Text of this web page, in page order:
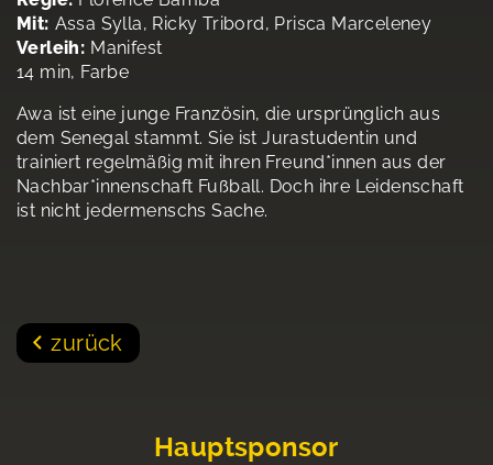
Mit: Assa Sylla, Ricky Tribord, Prisca Marceleney
Verleih: Manifest
14 min, Farbe
Awa ist eine junge Französin, die ursprünglich aus
dem Senegal stammt. Sie ist Jurastudentin und
trainiert regelmäßig mit ihren Freund*innen aus der
Nachbar*innenschaft Fußball. Doch ihre Leidenschaft
ist nicht jedermenschs Sache.
zurück
Hauptsponsor